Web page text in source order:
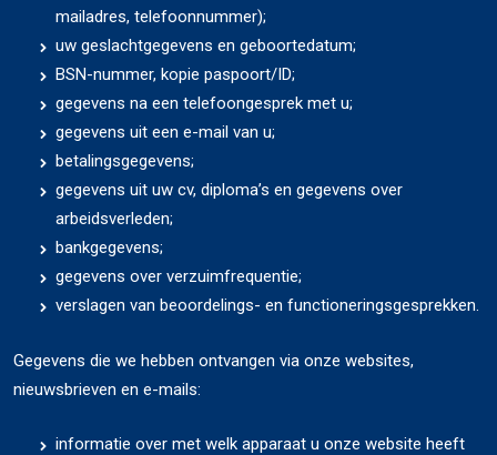
mailadres, telefoonnummer);
uw geslachtgegevens en geboortedatum;
BSN-nummer, kopie paspoort/ID;
gegevens na een telefoongesprek met u;
gegevens uit een e-mail van u;
betalingsgegevens;
gegevens uit uw cv, diploma’s en gegevens over
arbeidsverleden;
bankgegevens;
gegevens over verzuimfrequentie;
verslagen van beoordelings- en functioneringsgesprekken.
Gegevens die we hebben ontvangen via onze websites,
nieuwsbrieven en e-mails:
informatie over met welk apparaat u onze website heeft